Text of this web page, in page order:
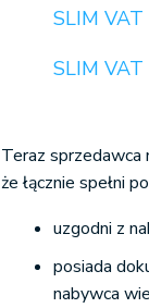
SLIM VAT
SLIM
Teraz sprzedawca
że łącznie spełni
uzgodni z
posiada
nabywca